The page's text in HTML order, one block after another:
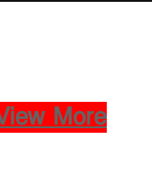
More